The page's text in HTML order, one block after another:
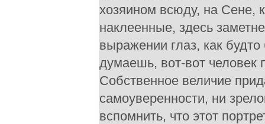
хозяином всюду, на Сене,
наклеенные, здесь
выражении глаз, как будто
думаешь, вот-вот человек
Собственное величие
самоуверенности, ни
вспомнить, что этот